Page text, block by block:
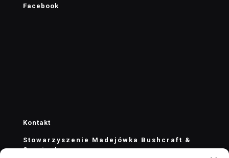
Facebook
Kontakt
Stowarzyszenie Madejówka Bushcraft &
Survival